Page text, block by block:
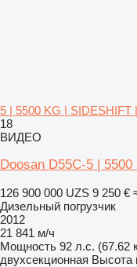
5 | 5500 KG | SIDESHIFT
18
ВИДЕО
Doosan D55C-5 |
126 900 000 UZS 9 250 €
Дизельный погрузчик
2012
21 841 м/ч
Мощность 92 л.с. (67.62
двухсекционная Высота